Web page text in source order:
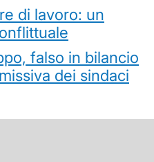
di lavoro: un
falso in bilancio
dei sindaci